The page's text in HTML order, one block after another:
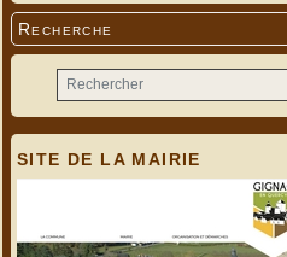
Recherche
SITE DE LA MAIRIE